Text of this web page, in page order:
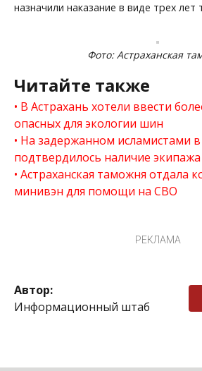
назначили наказание в виде трех
Фото: Астраханская
Читайте также
В Астрахань хотели ввести
опасных для экологии шин
На задержанном исламистами
подтвердилось наличие экипажа
Астраханская таможня отдала
минивэн для помощи на СВО
РЕКЛАМА
Автор:
Информационный штаб